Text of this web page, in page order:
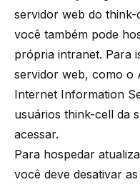
servidor web do think-
você também pode
própria intranet. Para
servidor web, como o
Internet Information
usuários think-cell da
acessar.
Para hospedar
você deve desativar